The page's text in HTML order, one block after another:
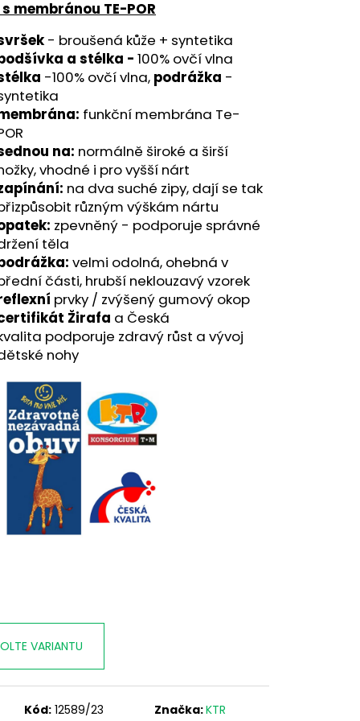
s membránou TE-POR
- broušená kůže + syntetika
a stélka - 100% ovčí vlna
-100% ovčí vlna, podrážka -
funkční membrána Te-
na: normálně široké a širší
vhodné i pro vyšší nárt
na dva suché zipy, dají se tak
různým výškám nártu
zpevněný - podporuje správné
těla
velmi odolná, ohebná v
části, hrubší neklouzavý vzorek
prvky / zvýšený gumový okop
Žirafa a Česká
podporuje zdravý růst a vývoj
nohy
VARIANTU
Kód: 12589/23 Značka:KTR